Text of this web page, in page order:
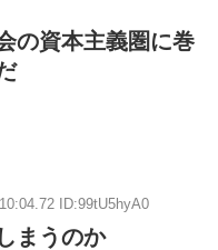
の資本主義圏に巻
ID:99tU5hyA0
まうのか